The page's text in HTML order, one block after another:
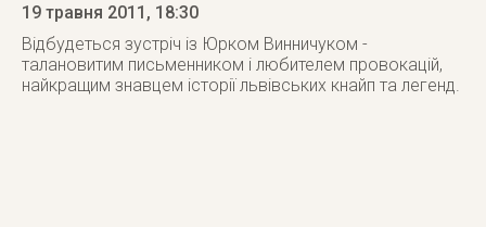
ПУБЛІКАЦІЇ
19 травня 2011 , 18:30
Відбудеться зустріч із Юрком Винничуком -
талановитим письменником і любителем провокацій,
найкращим знавцем історії львівських кнайп та легенд.